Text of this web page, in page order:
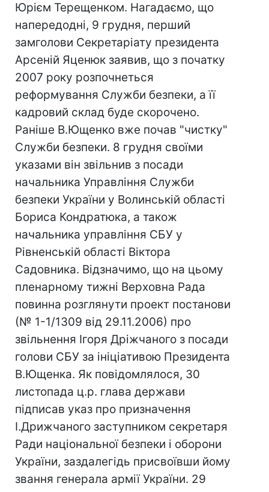
Юрієм Терещенком. Нагадаємо, що
напередодні, 9 грудня, перший
замголови Секретаріату президента
Арсеній Яценюк заявив, що з початку
2007 року розпочнеться
реформування Служби безпеки, а її
кадровий склад буде скорочено.
Раніше В.Ющенко вже почав "чистку"
Служби безпеки. 8 грудня своїми
указами він звільнив з посади
начальника Управління Служби
безпеки України у Волинській області
Бориса Кондратюка, а також
начальника управління СБУ у
Рівненській області Віктора
Садовника. Відзначимо, що на цьому
пленарному тижні Верховна Рада
повинна розглянути проект постанови
(№ 1-1/1309 від 29.11.2006) про
звільнення Ігоря Дріжчаного з посади
голови СБУ за ініціативою Президента
В.Ющенка. Як повідомлялося, 30
листопада ц.р. глава держави
підписав указ про призначення
І.Дрижчаного заступником секретаря
Ради національної безпеки і оборони
України, заздалегідь присвоївши йому
звання генерала армії України. 29